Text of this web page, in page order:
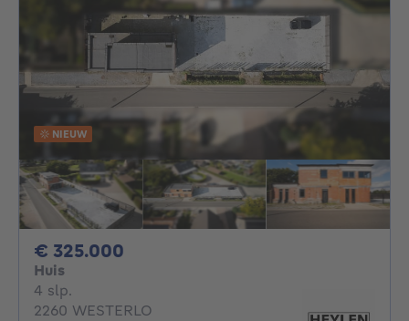
NIEUW
€ 325.000
Huis
4 slp.
2260 WESTERLO